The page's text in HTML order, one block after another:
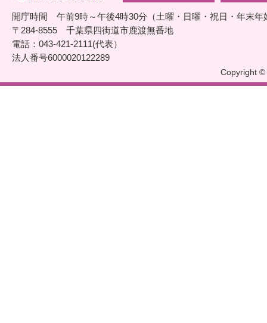
開庁時間 午前9時～午後4時30分（土曜・日曜・祝日・年末年
〒284-8555 千葉県四街道市鹿渡無番地
電話：043-421-2111(代表）
法人番号6000020122289
Copyright ©